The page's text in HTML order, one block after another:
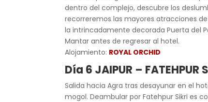
dentro del complejo, descubre los
recorreremos las mayores atracciones
la intrincadamente decorada Puerta del
Mantar antes de regresar al hotel.
Alojamiento: ROYAL ORCHID
Día 6 JAIPUR – FATEHPUR
Salida hacia Agra tras desayunar en el
mogol. Deambular por Fatehpur Sikri es